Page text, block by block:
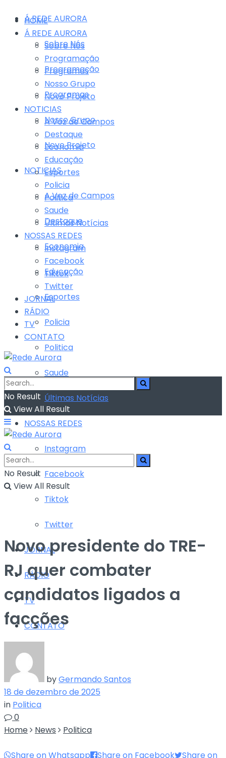
Á REDE AURORA
Sobre Nós
Programação
Programas
Nosso Grupo
Novo Projeto
NOTICIAS
A Voz de Campos
Destaque
Economia
Educação
Esportes
Policia
Politica
Saude
Últimas Notícias
NOSSAS REDES
Instagram
Facebook
Tiktok
Twitter
JORNAL
RÁDIO
TV
CONTATO
HOME
Á REDE AURORA
Sobre Nós
Programação
Programas
Nosso Grupo
Novo Projeto
NOTICIAS
A Voz de Campos
Destaque
Economia
Educação
Esportes
Policia
Politica
Saude
Últimas Notícias
NOSSAS REDES
Instagram
Facebook
Tiktok
Twitter
JORNAL
RÁDIO
TV
CONTATO
No Result
View All Result
No Result
View All Result
Novo presidente do TRE-
RJ quer combater
candidatos ligados a
facções
byGermando Santos
18 de dezembro de 2025
in Politica
0
Home
News Politica
Share on Whatsapp Share on Facebook Share on